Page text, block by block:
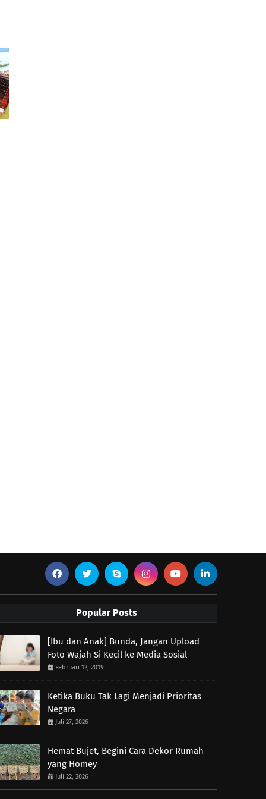
Popular Posts
[Ibu dan Anak] Bunda, Jangan Upload
Foto Wajah Si Kecil ke Media Sosial
Februari 12, 2019
Ketika Buku Tak Lagi Menjadi Prioritas
Negara
Juli 27, 2026
Hemat Bujet, Begini Cara Dekor Rumah
yang Homey
Juli 22, 2026